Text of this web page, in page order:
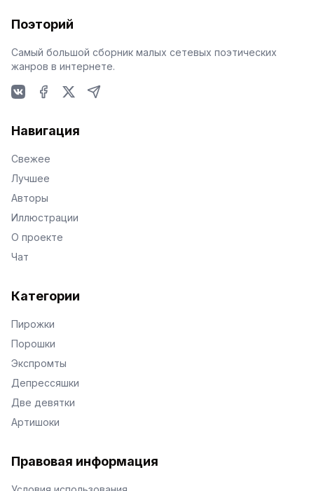
Поэторий
Самый большой сборник малых сетевых поэтических
жанров в интернете.
Навигация
Свежее
Лучшее
Авторы
Иллюстрации
О проекте
Чат
Категории
Пирожки
Порошки
Экспромты
Депрессяшки
Две девятки
Артишоки
Правовая информация